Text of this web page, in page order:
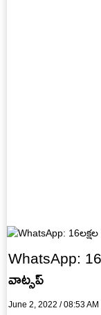
WhatsApp:
వాట్సప్
June 2, 2022 / 08:53 AM